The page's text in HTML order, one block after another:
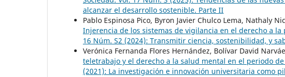
alcanzar el desarrollo sostenible. Parte II
Pablo Espinosa Pico, Byron Javier Chulco Lema, Nathaly
Injerencia de los sistemas de vigilancia en el derecho a la
16 Núm. S2 (2024): Transmitir ciencia, sostenibilidad, y
Verónica Fernanda Flores Hernández, Bolívar David
teletrabajo y el derecho a la salud mental en el periodo
(2021): La investigación e innovación universitaria como